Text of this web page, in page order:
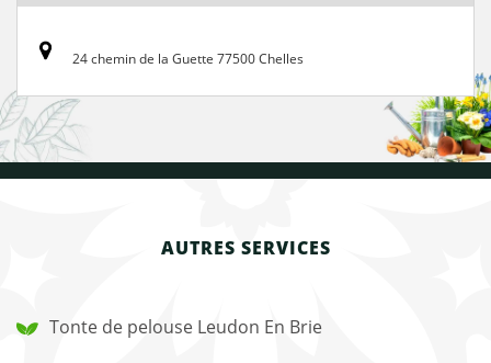
24 chemin de la Guette 77500 Chelles
AUTRES SERVICES
Tonte de pelouse Leudon En Brie